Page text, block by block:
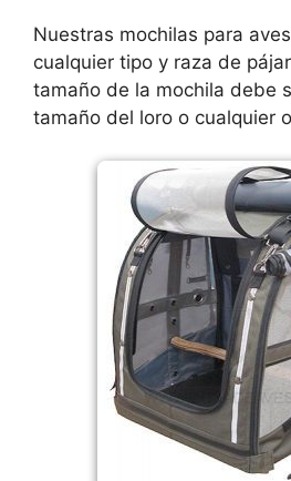
Nuestras mochilas para
cualquier tipo y raza de
tamaño de la mochila debe
tamaño del loro o cualquier